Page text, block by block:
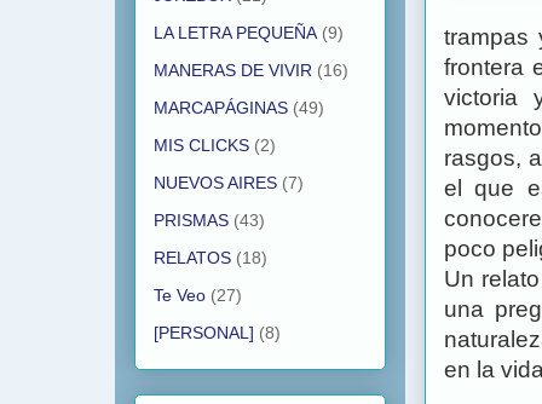
trampas
frontera
victoria
rasgos,
el que
poco
Un
una
en la
LA LETRA PEQUEÑA (9)
MANERAS DE VIVIR (16)
MARCAPÁGINAS (49)
MIS CLICKS (2)
NUEVOS AIRES (7)
PRISMAS (43)
RELATOS (18)
Te Veo (27)
[PERSONAL] (8)